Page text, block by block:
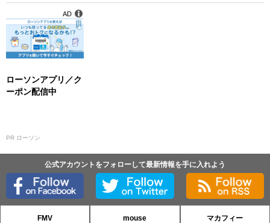
ローソンアプリ／ク
ーポン配信中
PR ローソン
AD
公式アカウントをフォローして最新情報を手に入れよう
FMV mouse マカフィー